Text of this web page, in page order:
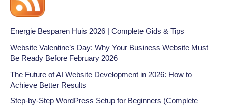
Energie Besparen Huis 2026 | Complete Gids & Tips
Website Valentine’s Day: Why Your Business Website Must
Be Ready Before February 2026
The Future of AI Website Development in 2026: How to
Achieve Better Results
Step-by-Step WordPress Setup for Beginners (Complete